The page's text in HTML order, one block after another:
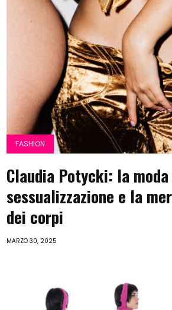
FASHION
Claudia Potycki: la
sessualizzazione e la
dei corpi
MARZO 30, 2025